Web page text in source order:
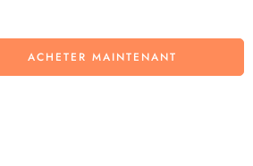
ACHETER MAINTENANT